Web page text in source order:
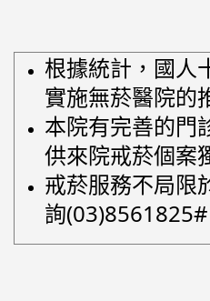
根據統計，國人
實施無菸醫院的
本院有完善的門
供來院戒菸個案
戒菸服務不局限
詢